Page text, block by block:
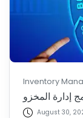
Inventory
August 30,